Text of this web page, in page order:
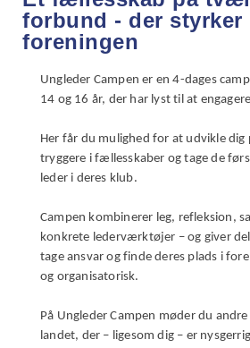
forbund - der styrker
foreningen​
Ungleder Campen er en 4-dages
14 og 16 år, der har lyst til at
Her får du mulighed for at udvikle dig
tryggere i fællesskaber og tage de
leder i deres klub.
Campen kombinerer leg, refleksion,
konkrete lederværktøjer – og giver
tage ansvar og finde deres plads i
og organisatorisk.
På Ungleder Campen møder du
landet, der – ligesom dig – er